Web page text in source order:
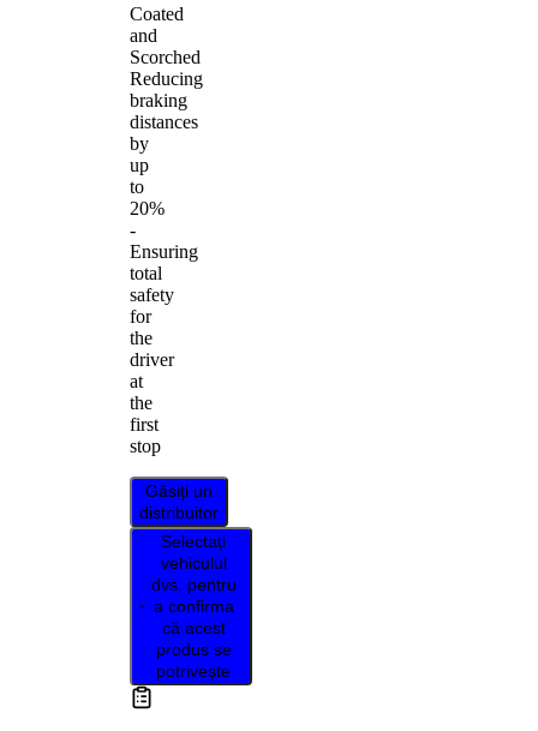
Coated
and
Scorched
Reducing
braking
distances
by
up
to
20%
-
Ensuring
total
safety
for
the
driver
at
the
first
stop
Găsiți un
distribuitor
Selectați
vehiculul
dvs. pentru
a confirma
că acest
produs se
potrivește